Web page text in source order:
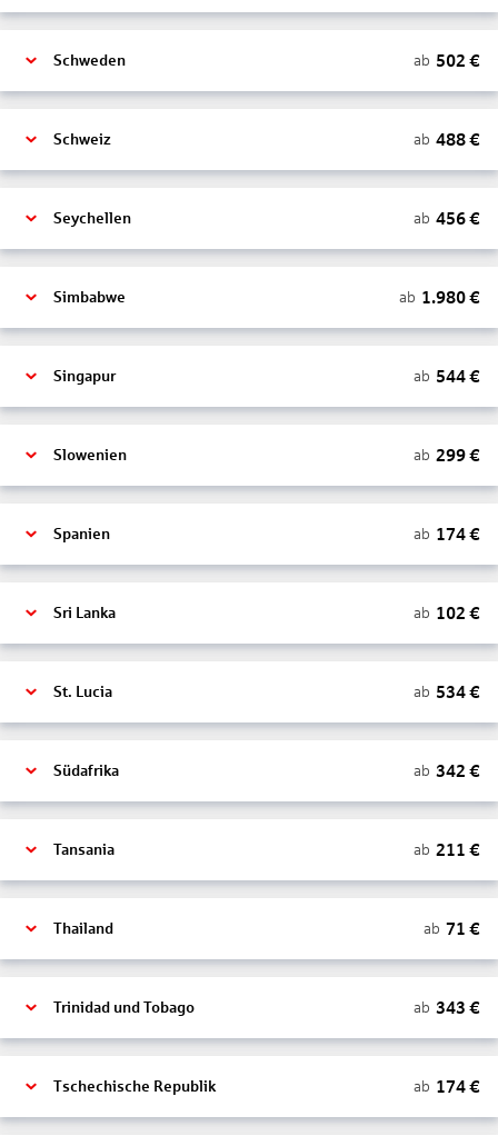
Schweden ab 502 €
Schweiz ab 488€
Seychellen ab 456€
Simbabwe ab 1.980€
Singapur ab 544€
Slowenien ab 299€
Spanien ab 174€
Sri Lanka ab 102 €
St. Lucia ab 534€
Südafrika ab 342 €
Tansania ab 211 €
Thailand ab 71 €
Trinidad und Tobago ab 343 €
Tschechische Republik ab 174€